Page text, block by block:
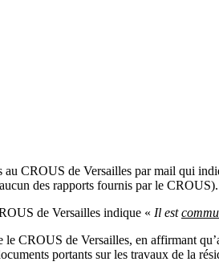
au CROUS de Versailles par mail qui
des rapports fournis par le CROUS).
de Versailles indique « Il est
CROUS de Versailles, en affirmant
portants sur les travaux de la